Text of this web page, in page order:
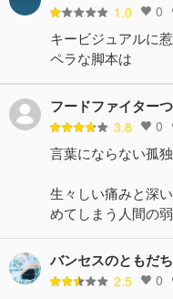
1.0 0
キービジュアルに
ペラな脚本は
フードファイター
3.8 0
言葉にならない孤独
生々しい痛みと深
めてしまう人間の
バンセスのともだ
2.5 0